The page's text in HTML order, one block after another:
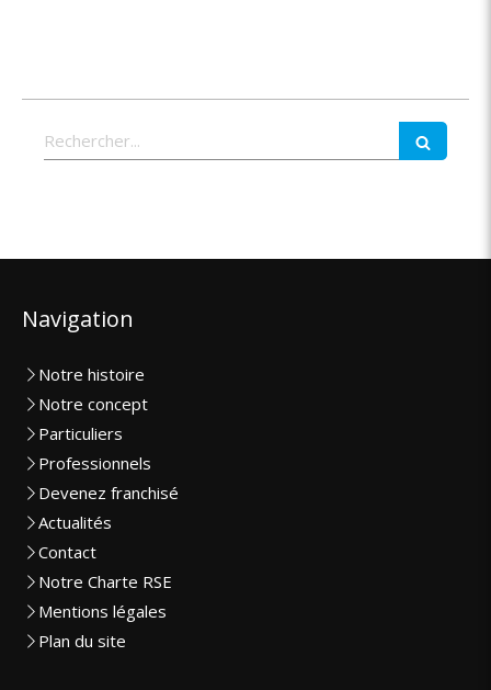
Rechercher
Navigation
Notre histoire
Notre concept
Particuliers
Professionnels
Devenez franchisé
Actualités
Contact
Notre Charte RSE
Mentions légales
Plan du site